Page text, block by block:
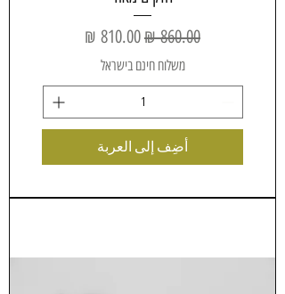
سعر عاديسعر البيع
משלוח חינם בישראל
أضِف إلى العربة